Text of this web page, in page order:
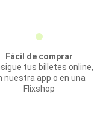
Fácil de comprar
tus billetes online,
nuestra app o en una
Flixshop